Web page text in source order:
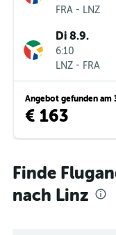
FRA - LNZ
Di 8.9.
6:10
LNZ - FRA
Angebot gefunden am
€ 163
Finde
nach Linz